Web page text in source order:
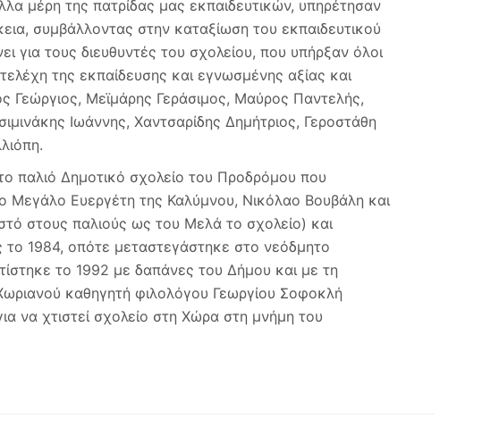
μέρη της πατρίδας μας εκπαιδευτικών, υπηρέτησαν
συμβάλλοντας στην καταξίωση του εκπαιδευτικού
για τους διευθυντές του σχολείου, που υπήρξαν όλοι
της εκπαίδευσης και εγνωσμένης αξίας και
Γεώργιος, Μεϊμάρης Γεράσιμος, Μαύρος Παντελής,
Ιωάννης, Χαντσαρίδης Δημήτριος, Γεροστάθη
παλιό Δημοτικό σχολείο του Προδρόμου που
Μεγάλο Ευεργέτη της Καλύμνου, Νικόλαο Βουβάλη και
στους παλιούς ως του Μελά το σχολείο) και
1984, οπότε μεταστεγάστηκε στο νεόδμητο
το 1992 με δαπάνες του Δήμου και με τη
καθηγητή φιλολόγου Γεωργίου Σοφοκλή
να χτιστεί σχολείο στη Χώρα στη μνήμη του